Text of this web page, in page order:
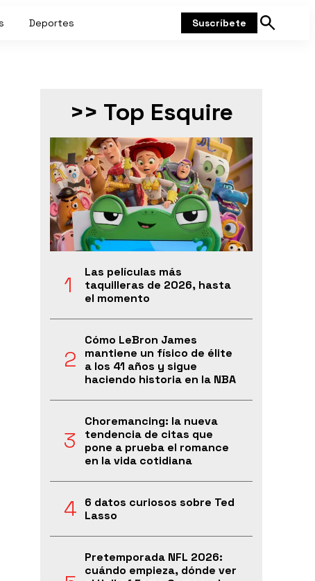
Deportes Suscríbete
Mostrar
>> Top Esquire
Las películas más
taquilleras de 2026, hasta
el momento
Cómo LeBron James
mantiene un físico de élite
a los 41 años y sigue
haciendo historia en la NBA
Choremancing: la nueva
tendencia de citas que
pone a prueba el romance
en la vida cotidiana
6 datos curiosos sobre Ted
Lasso
Pretemporada NFL 2026:
cuándo empieza, dónde ver